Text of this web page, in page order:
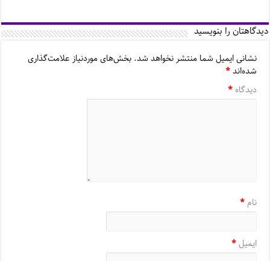
دیدگاهتان را بنویسید
نشانی ایمیل شما منتشر نخواهد شد. بخش‌های موردنیاز علامت‌گذاری
شده‌اند*
دیدگاه*
نام*
ایمیل*